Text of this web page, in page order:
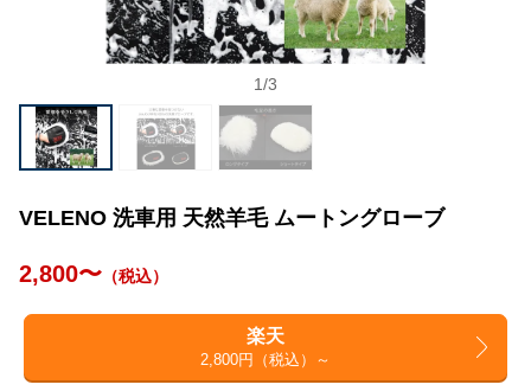
1/3
VELENO 洗車用 天然羊毛 ムートングローブ
2,800〜 （税込）
楽天
2,800円（税込）～